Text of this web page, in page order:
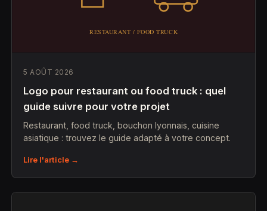
5 AOÛT 2026
Logo pour restaurant ou food truck : quel
guide suivre pour votre projet
Restaurant, food truck, bouchon lyonnais, cuisine
asiatique : trouvez le guide adapté à votre concept.
Lire l'article →